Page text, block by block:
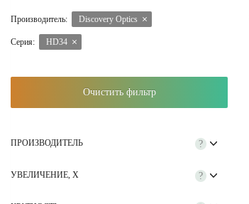
Производитель: Discovery Optics
Серия: HD34
Очистить фильтр
?
ПРОИЗВОДИТЕЛЬ
?
УВЕЛИЧЕНИЕ, Х